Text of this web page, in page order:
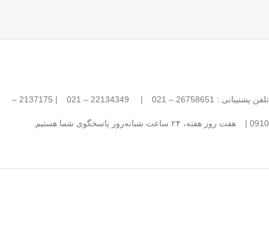
تلفن پشتیبانی : 26758651 – 021 |
| 2137175 –
0910 | هفت روز هفته، ۲۴ ساعت شبانه‌روز پاسخگوی شما هستیم.